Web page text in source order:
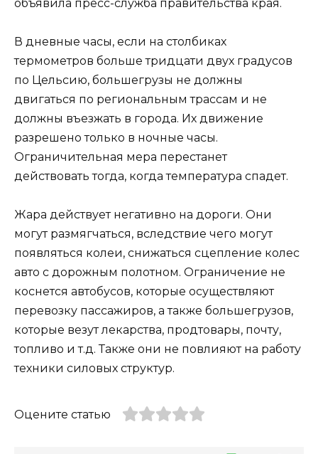
объявила пресс-служба правительства края.
В дневные часы, если на столбиках
термометров больше тридцати двух градусов
по Цельсию, большегрузы не должны
двигаться по региональным трассам и не
должны въезжать в города. Их движение
разрешено только в ночные часы.
Ограничительная мера перестанет
действовать тогда, когда температура спадет.
Жара действует негативно на дороги. Они
могут размягчаться, вследствие чего могут
появляться колеи, снижаться сцепление колес
авто с дорожным полотном. Ограничение не
коснется автобусов, которые осуществляют
перевозку пассажиров, а также большегрузов,
которые везут лекарства, продтовары, почту,
топливо и т.д. Также они не повлияют на работу
техники силовых структур.
Оцените статью